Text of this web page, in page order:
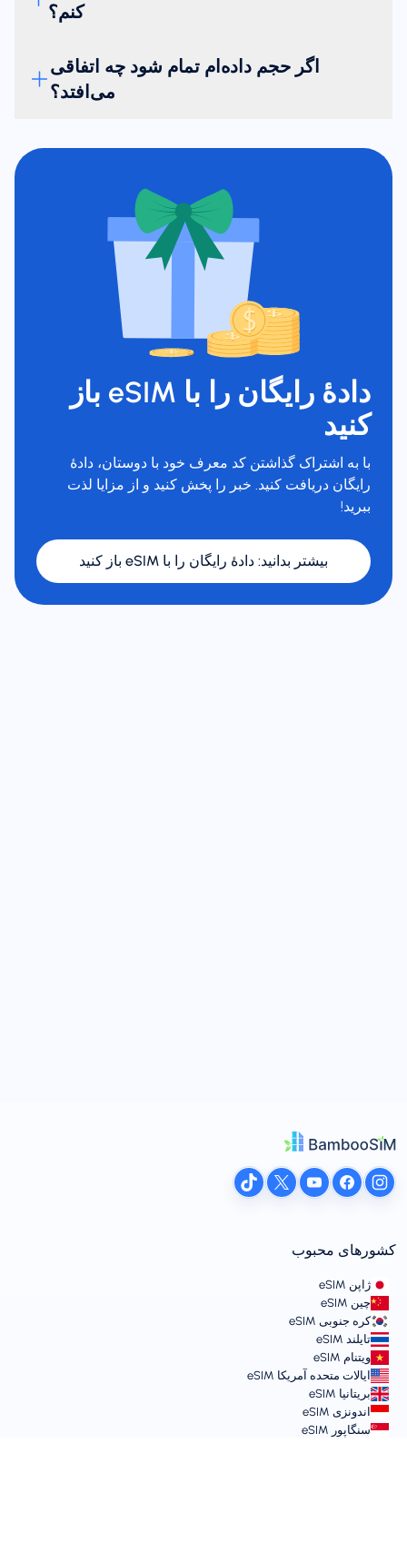
کنم؟
اگر حجم داده‌ام تمام شود چه اتفاقی
می‌افتد؟
دادهٔ رایگان را با eSIM باز
کنید
با به اشتراک گذاشتن کد معرف خود با دوستان، دادهٔ
رایگان دریافت کنید. خبر را پخش کنید و از مزایا لذت
ببرید!
بیشتر بدانید: دادهٔ رایگان را با eSIM باز کنید
کشورهای محبوب
ژاپن eSIM
چین eSIM
کره جنوبی eSIM
تایلند eSIM
ویتنام eSIM
ایالات متحده آمریکا eSIM
بریتانیا eSIM
اندونزی eSIM
سنگاپور eSIM